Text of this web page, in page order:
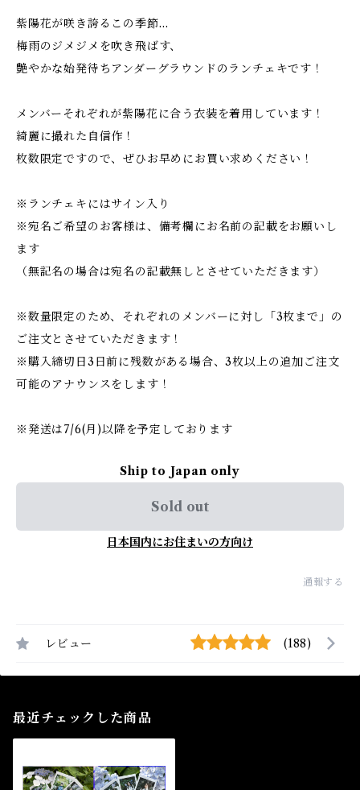
紫陽花が咲き誇るこの季節…
梅雨のジメジメを吹き飛ばす、
艶やかな始発待ちアンダーグラウンドのランチェキです！
メンバーそれぞれが紫陽花に合う衣装を着用しています！
綺麗に撮れた自信作！
枚数限定ですので、ぜひお早めにお買い求めください！
※ランチェキにはサイン入り
※宛名ご希望のお客様は、備考欄にお名前の記載をお願いし
ます
（無記名の場合は宛名の記載無しとさせていただきます）
※数量限定のため、それぞれのメンバーに対し「3枚まで」の
ご注文とさせていただきます！
※購入締切日3日前に残数がある場合、3枚以上の追加ご注文
可能のアナウンスをします！
※発送は7/6(月)以降を予定しております
Ship to Japan only
Sold out
日本国内にお住まいの方向け
通報する
レビュー (188)
最近チェックした商品